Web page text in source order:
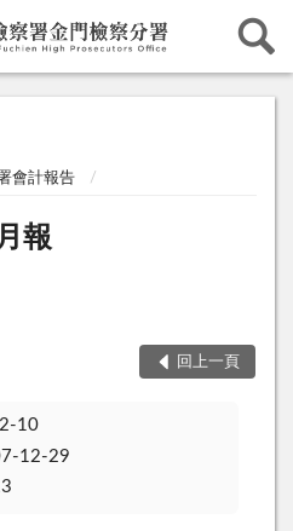
會計報告
報
回上一頁
10
12-29